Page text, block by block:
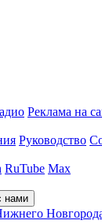
Реклама на
Руководство
RuTube Max
нами